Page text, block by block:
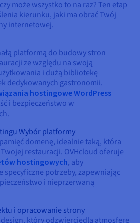
może wszystko to na raz? Ten etap
kierunku, jaki ma obrać Twój
internetowej.
platformą do budowy stron
ze względu na swoją
i dużą bibliotekę
dedykowanych gastronomii.
hostingowe WordPress
i bezpieczeństwo w
Wybór platformy
domenę, idealnie taką, która
restauracji. OVHcloud oferuje
hostingowych, aby
specyficzne potrzeby, zapewniając
i nieprzerwaną
i opracowanie strony
który odzwierciedla atmosferę